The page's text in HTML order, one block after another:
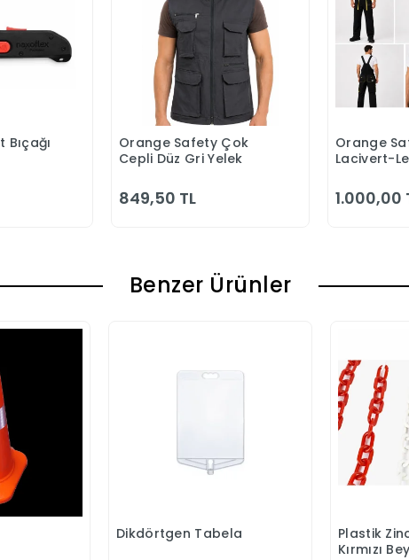
Ekle Sepete Ekle
Orange Safety Çok
Cepli Düz Gri Yelek
849,50 TL
Orange
Lacivert-
1.000,00
Benzer Ürünler
Sepete Ekle
Dikdörtgen Tabela
Plastik
Kırmızı